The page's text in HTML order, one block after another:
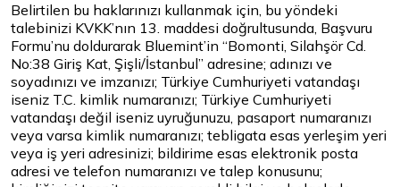
Belirtilen bu haklarınızı kullanmak için, bu yöndeki
talebinizi KVKK’nın 13. maddesi doğrultusunda, Başvuru
Formu’nu doldurarak Bluemint’in “Bomonti, Silahşör Cd.
No:38 Giriş Kat, Şişli/İstanbul” adresine; adınızı ve
soyadınızı ve imzanızı; Türkiye Cumhuriyeti vatandaşı
iseniz T.C. kimlik numaranızı; Türkiye Cumhuriyeti
vatandaşı değil iseniz uyruğunuzu, pasaport numaranızı
veya varsa kimlik numaranızı; tebligata esas yerleşim yeri
veya iş yeri adresinizi; bildirime esas elektronik posta
adresi ve telefon numaranızı ve talep konusunu;